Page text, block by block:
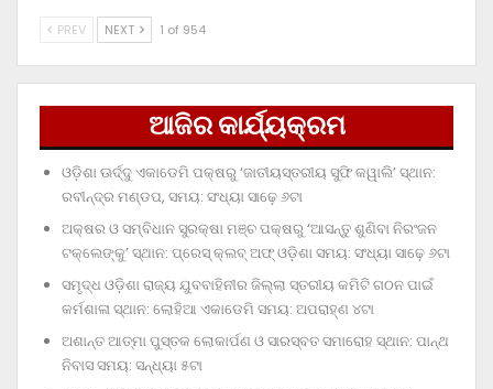
PREV NEXT 1 of 954
ଆଜିର କାର୍ଯ୍ୟକ୍ରମ
ଓଡ଼ିଶା ଊର୍ଦ୍ଦୁ ଏକାଡେମି ପକ୍ଷରୁ ‘ଜାତୀୟସ୍ତରୀୟ ସୁଫି କୱାଲି’ ସ୍ଥାନ:
ରବୀନ୍ଦ୍ର ମଣ୍ଡପ, ସମୟ: ସଂଧ୍ୟା ସାଢ଼େ ୬ଟା
ଅକ୍ଷର ଓ ସମ୍ବିଧାନ ସୁରକ୍ଷା ମଞ୍ଚ ପକ୍ଷରୁ ‘ଆସନ୍ତୁ ଶୁଣିବା ନିରଂଜନ
ଟକ୍‌ଲେଙ୍କୁ’ ସ୍ଥାନ: ପ୍ରେସ୍‌ କ୍ଲବ୍‌ ଅଫ୍‌ ଓଡ଼ିଶା ସମୟ: ସଂଧ୍ୟା ସାଢ଼େ ୬ଟା
ସମୃଦ୍ଧ ଓଡ଼ିଶା ରାଜ୍ୟ ଯୁବବାହିନୀର ଜିଲ୍ଲା ସ୍ତରୀୟ କମିଟି ଗଠନ ପାଇଁ
କର୍ମଶାଳା ସ୍ଥାନ: ଲୋହିଆ ଏକାଡେମି ସମୟ: ଅପରାହ୍‌ଣ ୪ଟା
ଅଶାନ୍ତ ଆତ୍ମା ପୁସ୍ତକ ଲୋକାର୍ପଣ ଓ ସାରସ୍ବତ ସମାରୋହ ସ୍ଥାନ: ପାନ୍ଥ
ନିବାସ ସମୟ: ସନ୍ଧ୍ୟା ୫ଟା